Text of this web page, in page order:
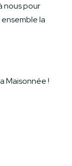
nous pour
la
Maisonnée !